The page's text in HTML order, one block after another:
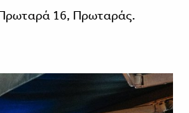
16, Πρωταράς.